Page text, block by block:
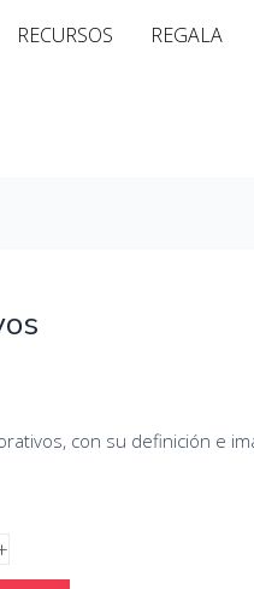
RECURSOS REGALA
con su definición e